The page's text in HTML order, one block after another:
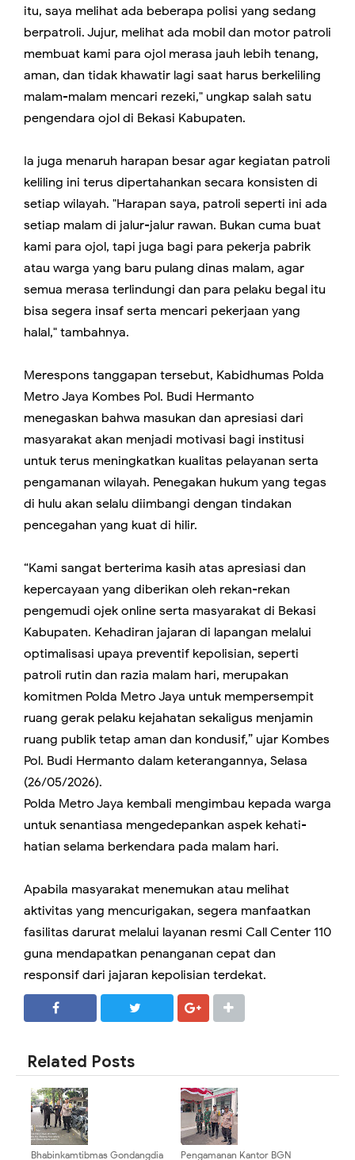
itu, saya melihat ada beberapa polisi yang sedang
berpatroli. Jujur, melihat ada mobil dan motor patroli
membuat kami para ojol merasa jauh lebih tenang,
aman, dan tidak khawatir lagi saat harus berkeliling
malam-malam mencari rezeki," ungkap salah satu
pengendara ojol di Bekasi Kabupaten.
Ia juga menaruh harapan besar agar kegiatan patroli
keliling ini terus dipertahankan secara konsisten di
setiap wilayah. "Harapan saya, patroli seperti ini ada
setiap malam di jalur-jalur rawan. Bukan cuma buat
kami para ojol, tapi juga bagi para pekerja pabrik
atau warga yang baru pulang dinas malam, agar
semua merasa terlindungi dan para pelaku begal itu
bisa segera insaf serta mencari pekerjaan yang
halal," tambahnya.
Merespons tanggapan tersebut, Kabidhumas Polda
Metro Jaya Kombes Pol. Budi Hermanto
menegaskan bahwa masukan dan apresiasi dari
masyarakat akan menjadi motivasi bagi institusi
untuk terus meningkatkan kualitas pelayanan serta
pengamanan wilayah. Penegakan hukum yang tegas
di hulu akan selalu diimbangi dengan tindakan
pencegahan yang kuat di hilir.
“Kami sangat berterima kasih atas apresiasi dan
kepercayaan yang diberikan oleh rekan-rekan
pengemudi ojek online serta masyarakat di Bekasi
Kabupaten. Kehadiran jajaran di lapangan melalui
optimalisasi upaya preventif kepolisian, seperti
patroli rutin dan razia malam hari, merupakan
komitmen Polda Metro Jaya untuk mempersempit
ruang gerak pelaku kejahatan sekaligus menjamin
ruang publik tetap aman dan kondusif,” ujar Kombes
Pol. Budi Hermanto dalam keterangannya, Selasa
(26/05/2026).
Polda Metro Jaya kembali mengimbau kepada warga
untuk senantiasa mengedepankan aspek kehati-
hatian selama berkendara pada malam hari.
Apabila masyarakat menemukan atau melihat
aktivitas yang mencurigakan, segera manfaatkan
fasilitas darurat melalui layanan resmi Call Center 110
guna mendapatkan penanganan cepat dan
responsif dari jajaran kepolisian terdekat.
Related Posts
Bhabinkamtibmas Gondangdia Pengamanan Kantor BGN